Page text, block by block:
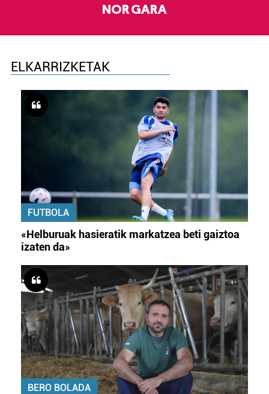
NOR GARA
ELKARRIZKETAK
FUTBOLA
«Helburuak hasieratik markatzea beti gaiztoa
izaten da»
BERO BOLADA